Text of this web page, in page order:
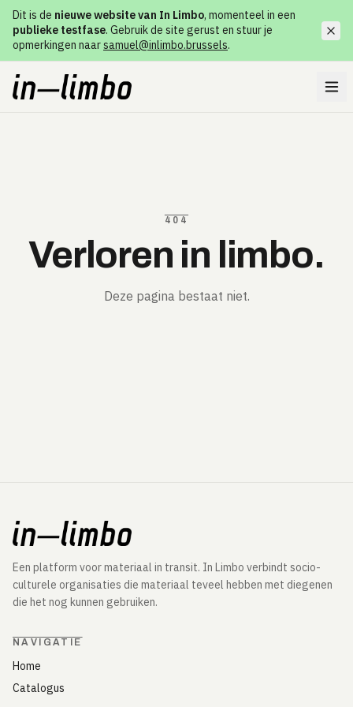
Dit is de nieuwe website van In Limbo, momenteel in een
publieke testfase. Gebruik de site gerust en stuur je
opmerkingen naarsamuel@inlimbo.brussels.
404
Verloren in limbo.
Deze pagina bestaat niet.
Een platform voor materiaal in transit. In Limbo verbindt socio-
culturele organisaties die materiaal teveel hebben met diegenen
die het nog kunnen gebruiken.
NAVIGATIE
Home
Catalogus